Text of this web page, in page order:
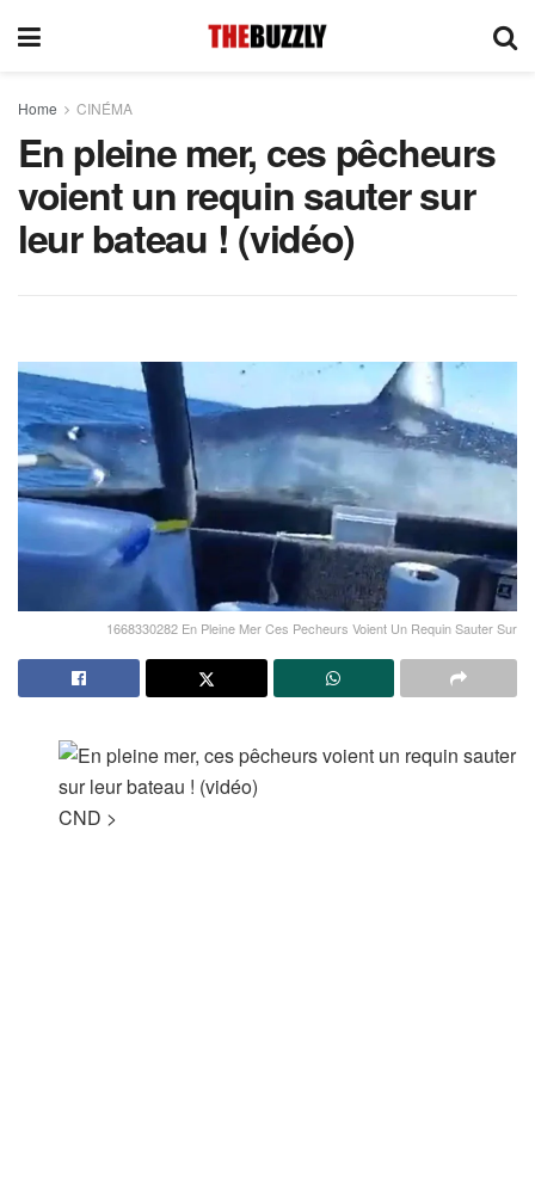
Home CINÉMA
En pleine mer, ces pêcheurs
voient un requin sauter sur
leur bateau ! (vidéo)
1668330282 En Pleine Mer Ces Pecheurs Voient Un Requin Sauter Sur
CND >